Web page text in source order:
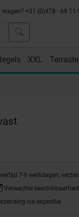
+31 (0)478 - 69 11
XXL
7-9 werkdagen,
Verwachte
via expeditie